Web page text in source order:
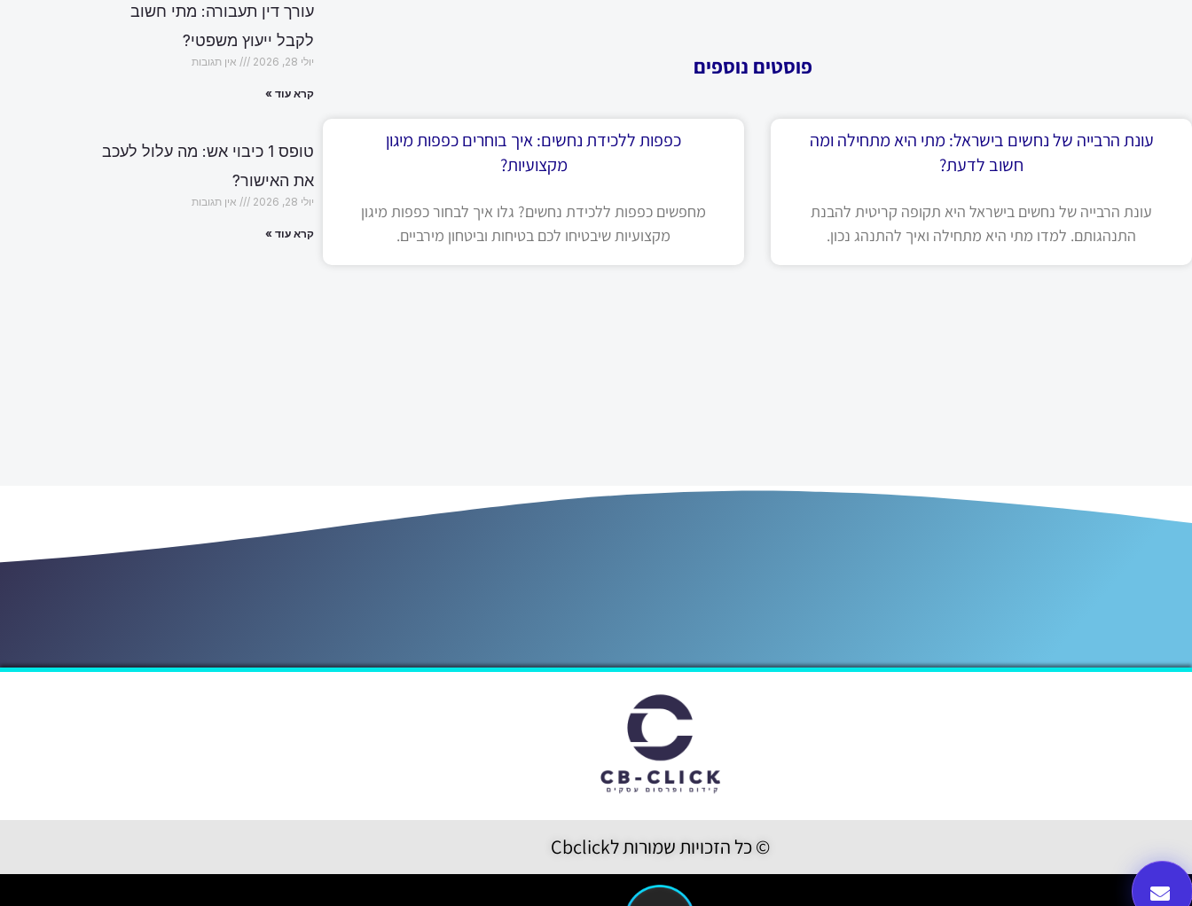
פוסטים נוספים
עונת הרבייה של נחשים בישראל: מתי היא מתחילה ומה
חשוב לדעת?
עונת הרבייה של נחשים בישראל היא תקופה קריטית להבנת
התנהגותם. למדו מתי היא מתחילה ואיך להתנהג נכון.
כפפות ללכידת נחשים: איך בוחרים כפפות מיגון
מקצועיות?
מחפשים כפפות ללכידת נחשים? גלו איך לבחור כפפות מיגון
מקצועיות שיבטיחו לכם בטיחות וביטחון מירביים.
עורך דין תעבורה: מתי חשוב
לקבל ייעוץ משפטי?
יולי 28, 2026 אין תגובות
קרא עוד »
טופס 1 כיבוי אש: מה עלול לעכב
את האישור?
יולי 28, 2026 אין תגובות
קרא עוד »
© כל הזכויות שמורות לCbclick